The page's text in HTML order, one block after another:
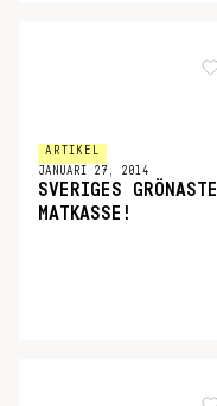
ARTIKEL
JANUARI 27, 2014
SVERIGES GRÖNASTE
MATKASSE!